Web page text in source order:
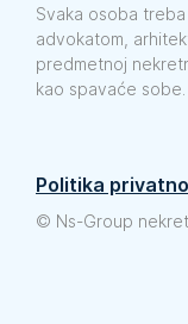
Svaka osoba
advokatom,
predmetnoj
kao spavaće sobe.
Politika
© Ns-Group